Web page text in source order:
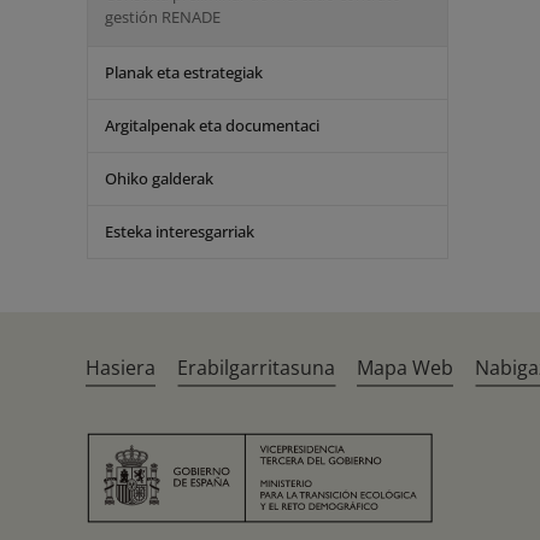
gestión RENADE
Planak eta estrategiak
Argitalpenak eta documentaci
Ohiko galderak
Esteka interesgarriak
Hasiera Erabilgarritasuna Mapa Web